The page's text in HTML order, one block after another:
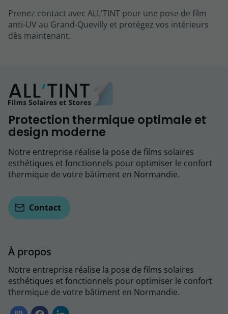
Prenez contact avec ALL'TINT pour une pose de film
anti-UV au Grand-Quevilly et protégez vos intérieurs
dès maintenant.
Protection thermique optimale et
design moderne
Notre entreprise réalise la pose de films solaires
esthétiques et fonctionnels pour optimiser le confort
thermique de votre bâtiment en Normandie.
Contact
À propos
Notre entreprise réalise la pose de films solaires
esthétiques et fonctionnels pour optimiser le confort
thermique de votre bâtiment en Normandie.